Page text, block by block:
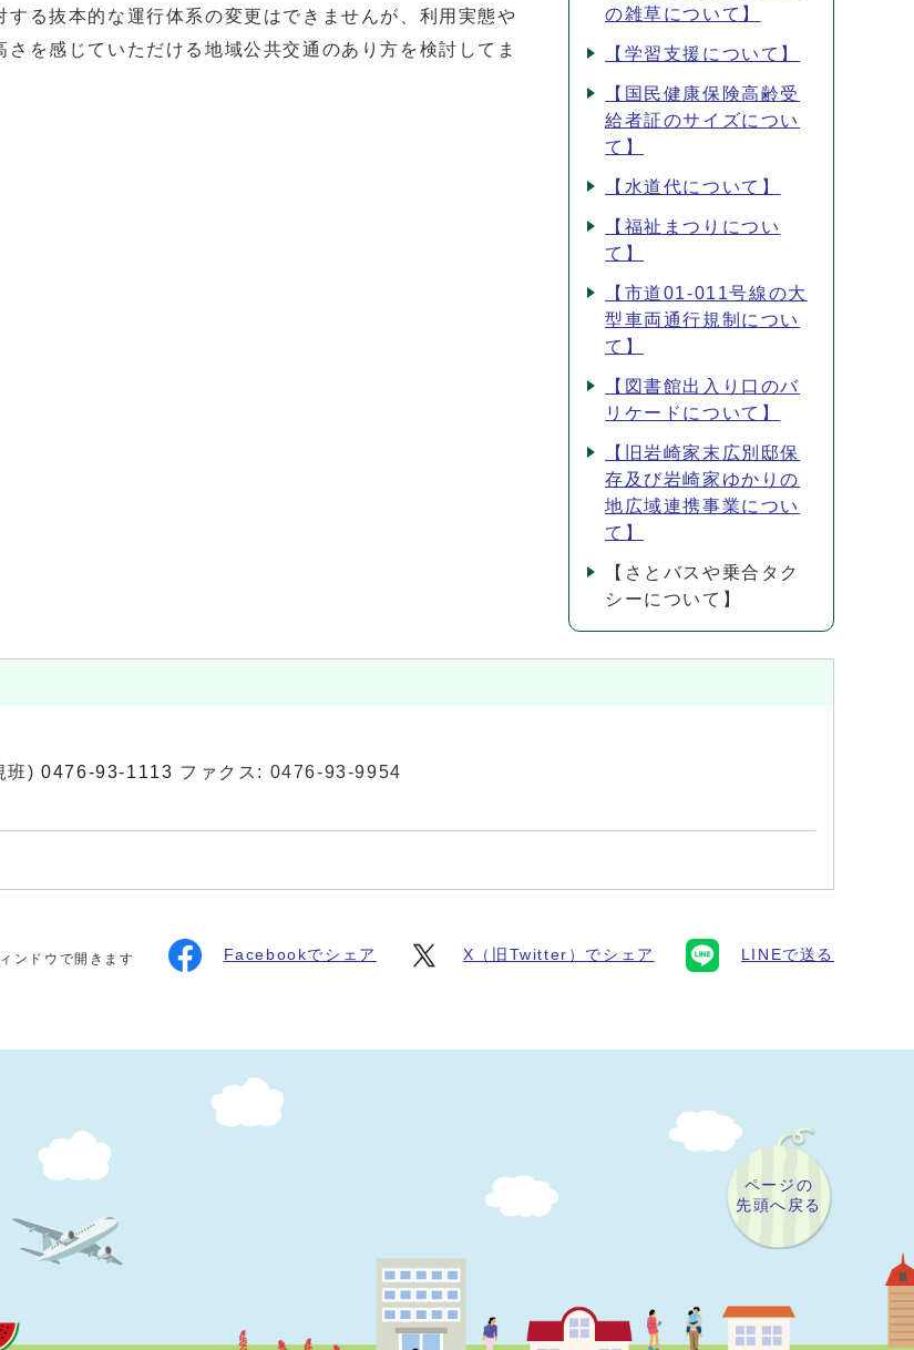
る抜本的な運行体系の変更はできませんが、利用実態や
を感じていただける地域公共交通のあり方を検討してま
の雑草について】
【学習支援について】
【国民健康保険高齢受
給者証のサイズについ
て】
【水道代について】
【福祉まつりについ
て】
【市道01-011号線の大
型車両通行規制につい
て】
【図書館出入り口のバ
リケードについて】
【旧岩崎家末広別邸保
存及び岩崎家ゆかりの
地広域連携事業につい
て】
【さとバスや乗合タク
シーについて】
班)0476-93-1113 ファクス: 0476-93-9954
ンドウで開きます Facebookでシェア X（旧Twitter）でシェア LINEで送る
ページの
先頭へ戻る